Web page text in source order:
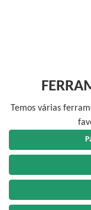
Temos várias